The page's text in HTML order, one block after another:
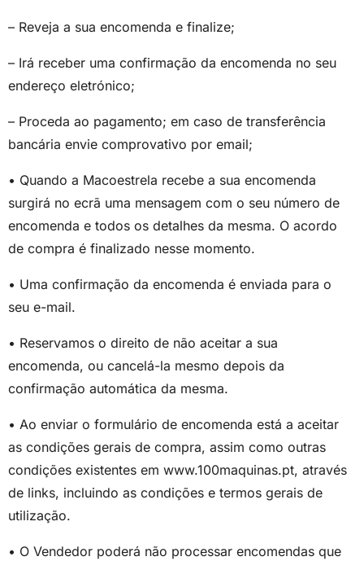
– Reveja a sua encomenda e finalize;
– Irá receber uma confirmação da encomenda no seu
endereço eletrónico;
– Proceda ao pagamento; em caso de transferência
bancária envie comprovativo por email;
• Quando a Macoestrela recebe a sua encomenda
surgirá no ecrã uma mensagem com o seu número de
encomenda e todos os detalhes da mesma. O acordo
de compra é finalizado nesse momento.
• Uma confirmação da encomenda é enviada para o
seu e-mail.
• Reservamos o direito de não aceitar a sua
encomenda, ou cancelá-la mesmo depois da
confirmação automática da mesma.
• Ao enviar o formulário de encomenda está a aceitar
as condições gerais de compra, assim como outras
condições existentes em www.100maquinas.pt, através
de links, incluindo as condições e termos gerais de
utilização.
• O Vendedor poderá não processar encomendas que